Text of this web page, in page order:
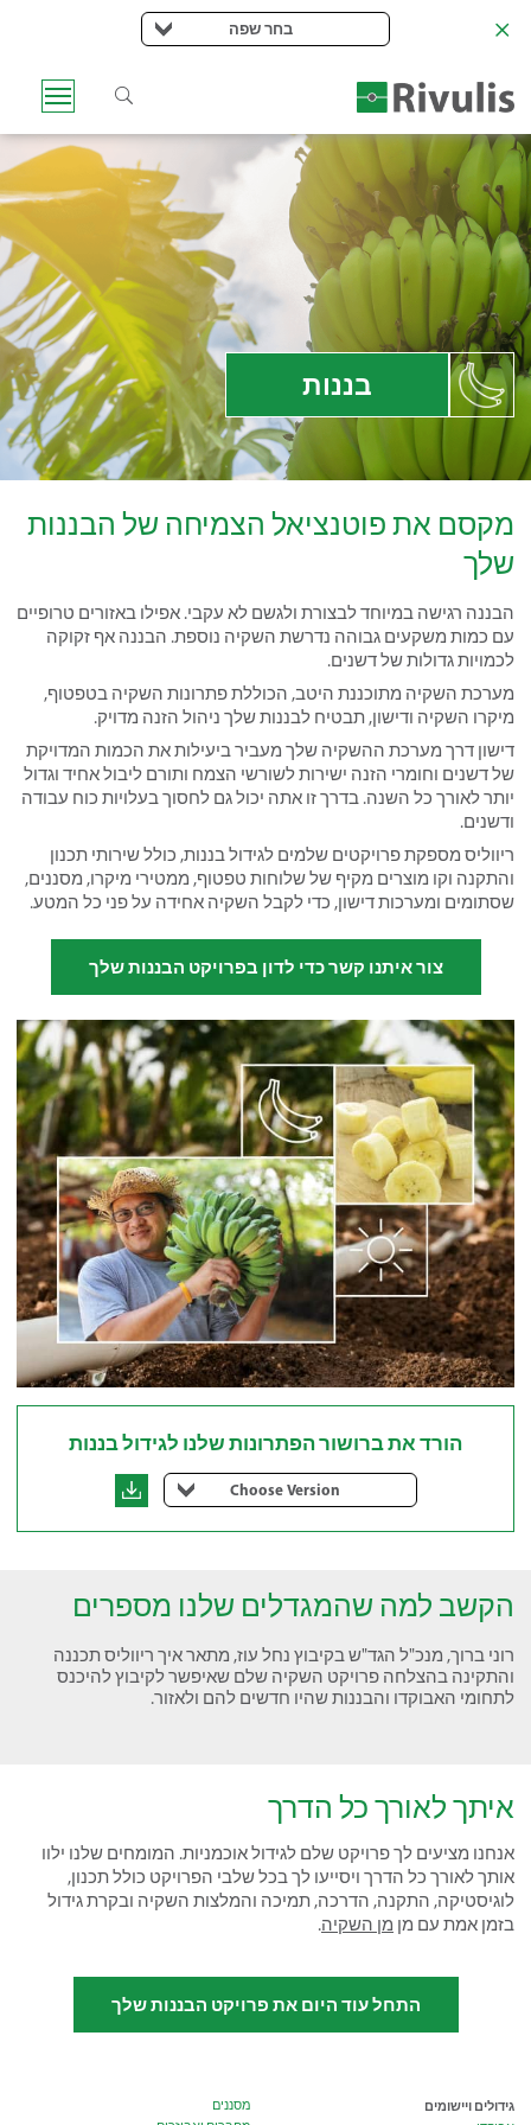
בחר שפה
בננות
מקסם את פוטנציאל הצמיחה של הבננות
שלך
הבננה רגישה במיוחד לבצורת ולגשם לא עקבי. אפילו באזורים טרופיים
עם כמות משקעים גבוהה נדרשת השקיה נוספת. הבננה אף זקוקה
לכמויות גדולות של דשנים.
מערכת השקיה מתוכננת היטב, הכוללת פתרונות השקיה בטפטוף,
מיקרו השקיה ודישון, תבטיח לבננות שלך ניהול הזנה מדויק.
דישון דרך מערכת ההשקיה שלך מעביר ביעילות את הכמות המדויקת
של דשנים וחומרי הזנה ישירות לשורשי הצמח ותורם ליבול אחיד וגדול
יותר לאורך כל השנה. בדרך זו אתה יכול גם לחסוך בעלויות כוח עבודה
ודשנים.
ריווליס מספקת פרויקטים שלמים לגידול בננות, כולל שירותי תכנון
והתקנה וקו מוצרים מקיף של שלוחות טפטוף, ממטירי מיקרו, מסננים,
שסתומים ומערכות דישון, כדי לקבל השקיה אחידה על פני כל המטע.
צור איתנו קשר כדי לדון בפרויקט הבננות שלך
הורד את ברושור הפתרונות שלנו לגידול בננות
Choose Version
הקשב למה שהמגדלים שלנו מספרים
רוני ברוך, מנכ"ל הגד"ש בקיבוץ נחל עוז, מתאר איך ריווליס תכננה
והתקינה בהצלחה פרויקט השקיה שלם שאיפשר לקיבוץ להיכנס
לתחומי האבוקדו והבננות שהיו חדשים להם ולאזור.
איתך לאורך כל הדרך
אנחנו מציעים לך פרויקט שלם לגידול אוכמניות. המומחים שלנו ילוו
אותך לאורך כל הדרך ויסייעו לך בכל שלבי הפרויקט כולל תכנון,
לוגיסטיקה, התקנה, הדרכה, תמיכה והמלצות השקיה ובקרת גידול
בזמן אמת עם מן מן השקיה.
התחל עוד היום את פרויקט הבננות שלך
גידולים ויישומים
מסננים